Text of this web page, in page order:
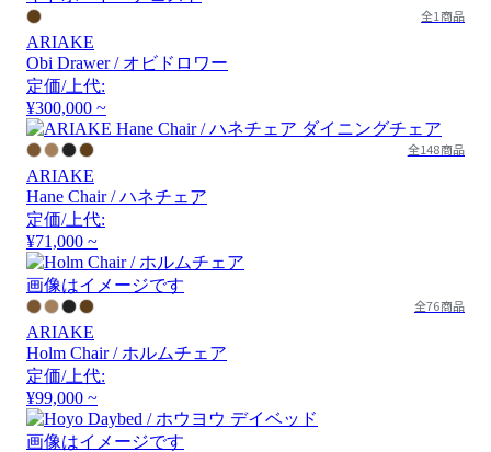
全1商品
ARIAKE
Obi Drawer / オビドロワー
定価/上代:
¥300,000 ~
全148商品
ARIAKE
Hane Chair / ハネチェア
定価/上代:
¥71,000 ~
画像はイメージです
全76商品
ARIAKE
Holm Chair / ホルムチェア
定価/上代:
¥99,000 ~
画像はイメージです